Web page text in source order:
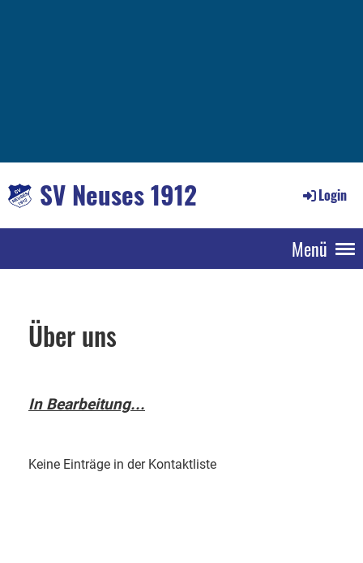
SV Neuses 1912 Login
Menü
Über uns
In Bearbeitung...
Keine Einträge in der Kontaktliste